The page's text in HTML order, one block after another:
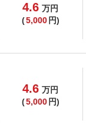
4.6 万円
(5,000 円)
4.6 万円
(5,000 円)